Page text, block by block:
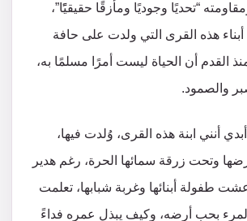
“تحديًا وجوديًا ومأزقًا حقيقيًًا”،
أبناء هذه القرى التي ولدت على حافة
القدم أن الحياة ليست أمرًا مسلمًا به،
والصمود.
أنني ابنة هذه القرى، وُلدت فيها،
وتحت زرقة سمائها الحرة، رغم هدير
طفولة أبنائها وغربة شبابها، تعلمت
بحب أرضه، وكيف يبذل عمره فداءً